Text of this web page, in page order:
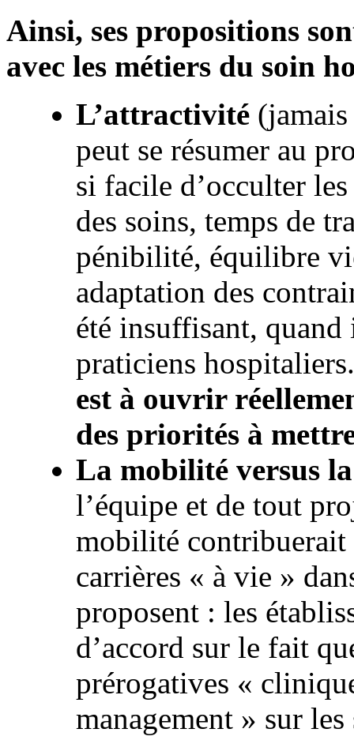
Ainsi, ses propositions
avec les métiers du soin
L’attractivité
peut se résumer au
si facile d’occulter
des soins, temps de
pénibilité, équilibre
adaptation des
été insuffisant, quand
praticiens
est à ouvrir
des priorités à
La mobilité versus
l’équipe et de tout
mobilité contribuerait
carrières « à vie »
proposent : les
d’accord sur le fait
prérogatives «
management » sur